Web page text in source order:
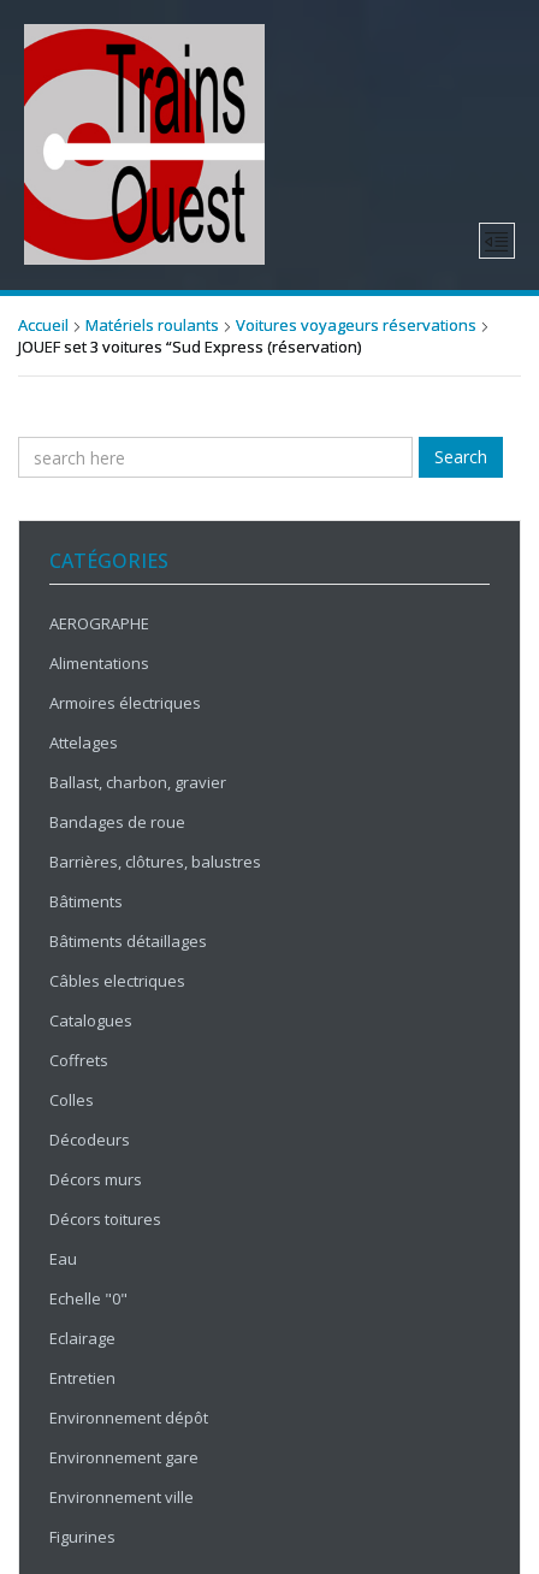
Accueil Matériels roulants
Voitures voyageurs réservations
JOUEF set 3 voitures “Sud Express (réservation)
Search
CATÉGORIES
AEROGRAPHE
Alimentations
Armoires électriques
Attelages
Ballast, charbon, gravier
Bandages de roue
Barrières, clôtures, balustres
Bâtiments
Bâtiments détaillages
Câbles electriques
Catalogues
Coffrets
Colles
Décodeurs
Décors murs
Décors toitures
Eau
Echelle "0"
Eclairage
Entretien
Environnement dépôt
Environnement gare
Environnement ville
Figurines